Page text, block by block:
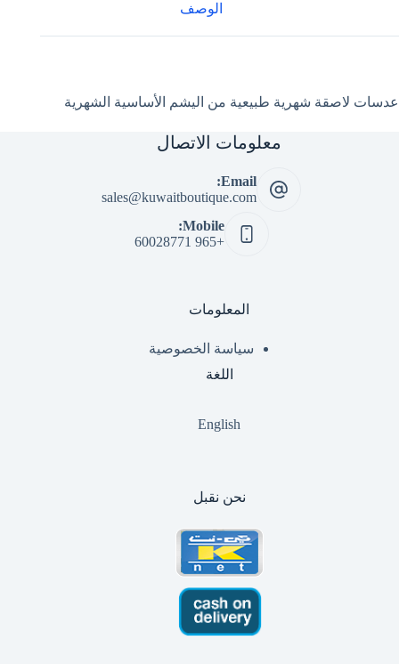
الوصف
عدسات لاصقة شهرية طبيعية من اليشم الأساسية الشهرية
معلومات الاتصال
Email:
sales@kuwaitboutique.com
Mobile:
+965 60028771
المعلومات
سياسة الخصوصية
اللغة
English
نحن نقبل